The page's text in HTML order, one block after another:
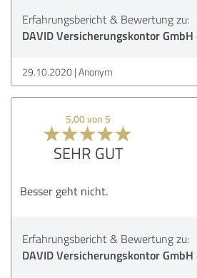
Erfahrungsbericht & Bewertung zu:
DAVID Versicherungskontor GmbH
29.10.2020 Anonym
5,00 von 5
SEHR GUT
Besser geht nicht.
Erfahrungsbericht & Bewertung zu:
DAVID Versicherungskontor GmbH